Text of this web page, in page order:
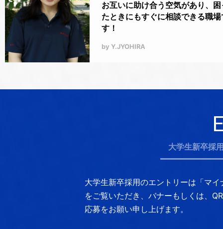
お互いに助け合う空気があり、困
たときにもすぐに相談できる職場
す！
by Y.JYOHIRA
大学生新卒採
大学生新卒採用のエントリーは「マ
をご覧いただき、 バナーもしくは、
応募をお願い申し上げます。